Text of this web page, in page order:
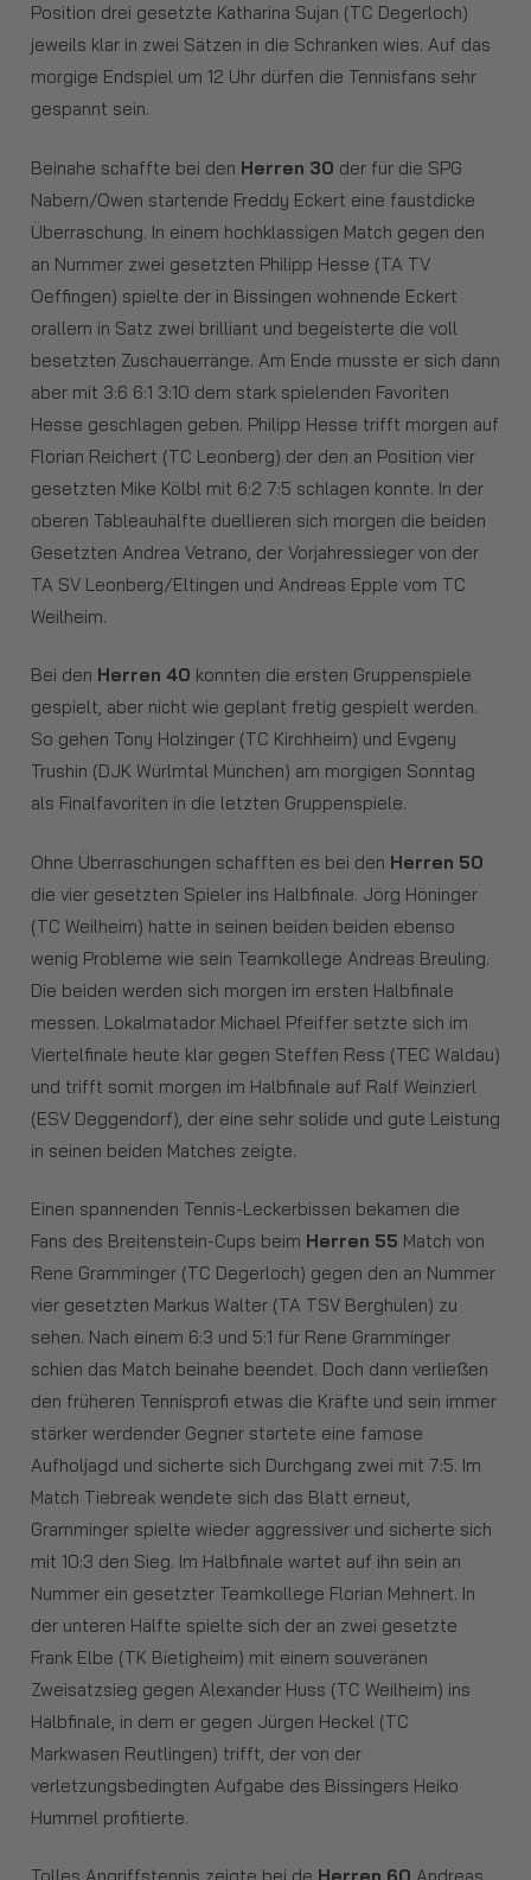
Position drei gesetzte Katharina Sujan (TC Degerloch)
jeweils klar in zwei Sätzen in die Schranken wies. Auf das
morgige Endspiel um 12 Uhr dürfen die Tennisfans sehr
gespannt sein.
Beinahe schaffte bei den Herren 30 der für die SPG
Nabern/Owen startende Freddy Eckert eine faustdicke
Überraschung. In einem hochklassigen Match gegen den
an Nummer zwei gesetzten Philipp Hesse (TA TV
Oeffingen) spielte der in Bissingen wohnende Eckert
orallem in Satz zwei brilliant und begeisterte die voll
besetzten Zuschauerränge. Am Ende musste er sich dann
aber mit 3:6 6:1 3:10 dem stark spielenden Favoriten
Hesse geschlagen geben. Philipp Hesse trifft morgen auf
Florian Reichert (TC Leonberg) der den an Position vier
gesetzten Mike Kölbl mit 6:2 7:5 schlagen konnte. In der
oberen Tableauhälfte duellieren sich morgen die beiden
Gesetzten Andrea Vetrano, der Vorjahressieger von der
TA SV Leonberg/Eltingen und Andreas Epple vom TC
Weilheim.
Bei den Herren 40 konnten die ersten Gruppenspiele
gespielt, aber nicht wie geplant fretig gespielt werden.
So gehen Tony Holzinger (TC Kirchheim) und Evgeny
Trushin (DJK Würlmtal München) am morgigen Sonntag
als Finalfavoriten in die letzten Gruppenspiele.
Ohne Überraschungen schafften es bei den Herren 50
die vier gesetzten Spieler ins Halbfinale. Jörg Höninger
(TC Weilheim) hatte in seinen beiden beiden ebenso
wenig Probleme wie sein Teamkollege Andreas Breuling.
Die beiden werden sich morgen im ersten Halbfinale
messen. Lokalmatador Michael Pfeiffer setzte sich im
Viertelfinale heute klar gegen Steffen Ress (TEC Waldau)
und trifft somit morgen im Halbfinale auf Ralf Weinzierl
(ESV Deggendorf), der eine sehr solide und gute Leistung
in seinen beiden Matches zeigte.
Einen spannenden Tennis-Leckerbissen bekamen die
Fans des Breitenstein-Cups beim Herren 55 Match von
Rene Gramminger (TC Degerloch) gegen den an Nummer
vier gesetzten Markus Walter (TA TSV Berghülen) zu
sehen. Nach einem 6:3 und 5:1 für Rene Gramminger
schien das Match beinahe beendet. Doch dann verließen
den früheren Tennisprofi etwas die Kräfte und sein immer
stärker werdender Gegner startete eine famose
Aufholjagd und sicherte sich Durchgang zwei mit 7:5. Im
Match Tiebreak wendete sich das Blatt erneut,
Gramminger spielte wieder aggressiver und sicherte sich
mit 10:3 den Sieg. Im Halbfinale wartet auf ihn sein an
Nummer ein gesetzter Teamkollege Florian Mehnert. In
der unteren Hälfte spielte sich der an zwei gesetzte
Frank Elbe (TK Bietigheim) mit einem souveränen
Zweisatzsieg gegen Alexander Huss (TC Weilheim) ins
Halbfinale, in dem er gegen Jürgen Heckel (TC
Markwasen Reutlingen) trifft, der von der
verletzungsbedingten Aufgabe des Bissingers Heiko
Hummel profitierte.